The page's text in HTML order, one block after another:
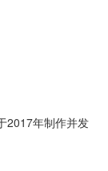
2017年制作并发